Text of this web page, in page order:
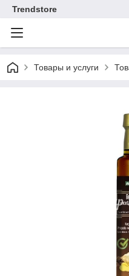
Trendstore
Товары и услуги